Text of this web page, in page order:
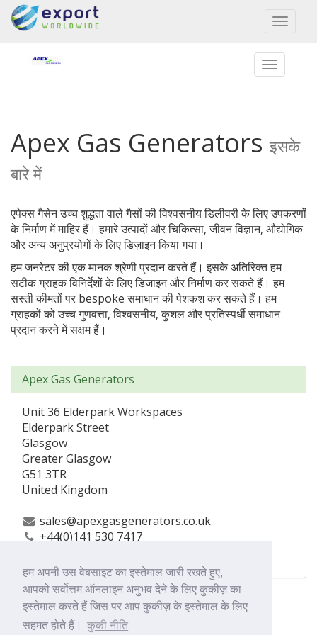
हम अपनी उस वेबसाइट का इस्तेमाल जारी रखते हुए,
आपको सर्वोत्तम ऑनलाइन अनुभव देने के लिए कुकीज़ का
इस्तेमाल करते हैं जिस पर आप कुकीज़ के इस्तेमाल के लिए
सहमत होते हैं।
कुकी नीति
Toggle
Apex Gas Generatorsइसके
बारे में
एपेक्स गैसेन उच्च शुद्धता वाले गैसों की विश्वसनीय डिलीवरी के लिए उपकरणों
के निर्माण में माहिर हैं। हमारे उत्पादों और चिकित्सा, जीवन विज्ञान, औद्योगिक
और अन्य अनुप्रयोगों के लिए डिज़ाइन किया गया।
हम जनरेटर की एक मानक श्रेणी प्रदान करते हैं। इसके अतिरिक्त हम
सटीक ग्राहक विनिर्देशों के लिए डिजाइन और निर्माण कर सकते हैं। हम
सस्ती कीमतों पर bespoke समाधान की पेशकश कर सकते हैं। हम
ग्राहकों को उच्च गुणवत्ता, विश्वसनीय, कुशल और प्रतिस्पर्धी समाधान
प्रदान करने में सक्षम हैं।
Apex Gas Generators
Unit 36 Elderpark Workspaces
Elderpark Street
Glasgow
Greater Glasgow
G51 3TR
United Kingdom
sales@apexgasgenerators.co.uk
+44(0)141 530 7417